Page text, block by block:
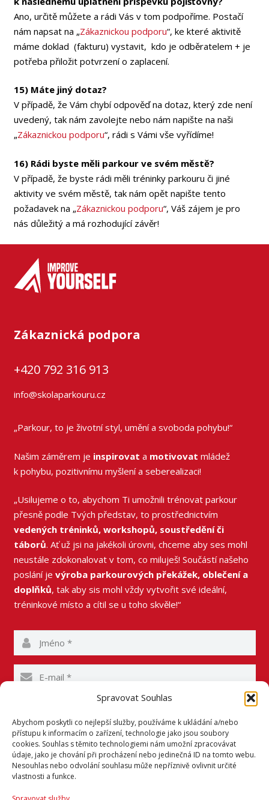
Spravovat Souhlas
Abychom poskytli co nejlepší služby, používáme k ukládání a/nebo
přístupu k informacím o zařízení, technologie jako jsou soubory
cookies. Souhlas s těmito technologiemi nám umožní zpracovávat
údaje, jako je chování při procházení nebo jedinečná ID na tomto webu.
Nesouhlas nebo odvolání souhlasu může nepříznivě ovlivnit určité
vlastnosti a funkce.
Ano, určitě můžete a rádi Vás v tom podpoříme. Postačí
nám napsat na „Zákaznickou podporu“, ke které aktivitě
máme doklad (fakturu) vystavit, kdo je odběratelem + je
potřeba přiložit potvrzení o zaplacení.
15) Máte jiný dotaz?
V případě, že Vám chybí odpověď na dotaz, který zde není
uvedený, tak nám zavolejte nebo nám napište na naši
„Zákaznickou podporu“, rádi s Vámi vše vyřídíme!
16) Rádi byste měli parkour ve svém městě?
V případě, že byste rádi měli tréninky parkouru či jiné
aktivity ve svém městě, tak nám opět napište tento
požadavek na „Zákaznickou podporu“, Váš zájem je pro
nás důležitý a má rozhodující závěr!
Zákaznická podpora
+420 792 316 913
info@skolaparkouru.cz
„Parkour, to je životní styl, umění a svoboda pohybu!“
Našim záměrem je inspirovat a motivovat mládež
k pohybu, pozitivnímu myšlení a seberealizaci!
„Usilujeme o to, abychom Ti umožnili trénovat parkour
přesně podle Tvých představ, to prostřednictvím
vedených tréninků, workshopů, soustředění či
táborů. Ať už jsi na jakékoli úrovni, chceme aby ses mohl
neustále zdokonalovat v tom, co miluješ! Součástí našeho
poslání je výroba parkourových překážek, oblečení a
doplňků, tak aby sis mohl vždy vytvořit své ideální,
tréninkové místo a cítil se u toho skvěle!“